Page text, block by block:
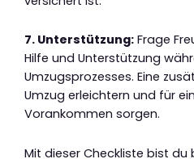
7. Unterstützung: Frage
Hilfe und Unterstützung
Umzugsprozesses. Eine
Umzug erleichtern und für
Vorankommen sorgen.
Mit dieser Checkliste bist